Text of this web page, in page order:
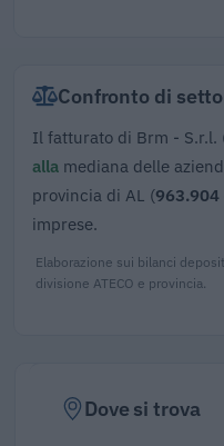
Confronto di
Il fatturato di Brm - S.r.l.
alla mediana delle
provincia di AL (963.904
imprese.
Elaborazione sui bilanci
divisione ATECO e provincia.
Dove si trova